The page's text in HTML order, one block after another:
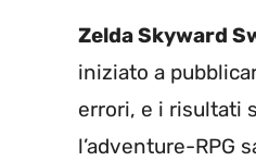
Zelda Skyward
iniziato a
errori, e i risultati
l’adventure-RPG